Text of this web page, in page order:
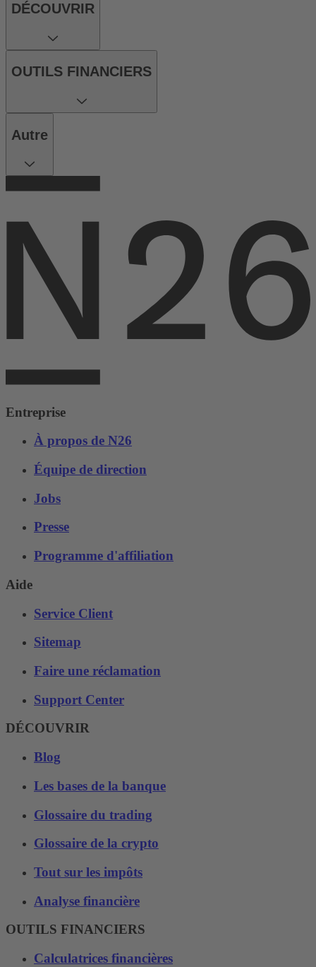
DÉCOUVRIR
OUTILS FINANCIERS
Autre
Entreprise
À propos de N26
Équipe de direction
Jobs
Presse
Programme d'affiliation
Aide
Service Client
Sitemap
Faire une réclamation
Support Center
DÉCOUVRIR
Blog
Les bases de la banque
Glossaire du trading
Glossaire de la crypto
Tout sur les impôts
Analyse financière
OUTILS FINANCIERS
Calculatrices financières